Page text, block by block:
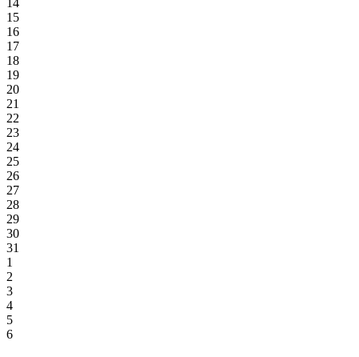
14
15
16
17
18
19
20
21
22
23
24
25
26
27
28
29
30
31
1
2
3
4
5
6